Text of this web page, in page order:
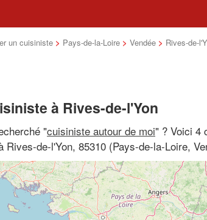
un cuisiniste > Pays-de-la-Loire > Vendée > Rives-de-
à Rives-de-l'Yon
"cuisiniste autour de moi" ? Voici 4
Rives-de-l'Yon, 85310 (Pays-de-la-Loire,